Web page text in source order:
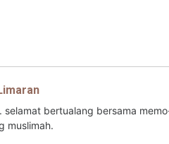
selamat bertualang bersama
muslimah.